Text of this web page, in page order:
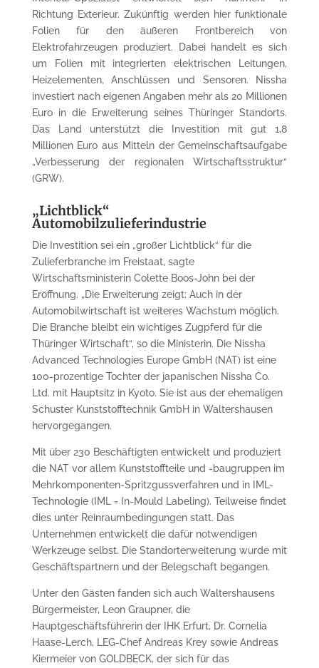
Richtung Exterieur. Zukünftig werden hier funktionale
Folien für den äußeren Frontbereich von
Elektrofahrzeugen produziert. Dabei handelt es sich
um Folien mit integrierten elektrischen Leitungen,
Heizelementen, Anschlüssen und Sensoren. Nissha
investiert nach eigenen Angaben mehr als 20 Millionen
Euro in die Erweiterung seines Thüringer Standorts.
Das Land unterstützt die Investition mit gut 1,8
Millionen Euro aus Mitteln der Gemeinschaftsaufgabe
„Verbesserung der regionalen Wirtschaftsstruktur“
(GRW).
„Lichtblick“
Automobilzulieferindustrie
Die Investition sei ein „großer Lichtblick“ für die
Zulieferbranche im Freistaat, sagte
Wirtschaftsministerin Colette Boos-John bei der
Eröffnung. „Die Erweiterung zeigt: Auch in der
Automobilwirtschaft ist weiteres Wachstum möglich.
Die Branche bleibt ein wichtiges Zugpferd für die
Thüringer Wirtschaft“, so die Ministerin. Die Nissha
Advanced Technologies Europe GmbH (NAT) ist eine
100-prozentige Tochter der japanischen Nissha Co.
Ltd. mit Hauptsitz in Kyoto. Sie ist aus der ehemaligen
Schuster Kunststofftechnik GmbH in Waltershausen
hervorgegangen.
Mit über 230 Beschäftigten entwickelt und produziert
die NAT vor allem Kunststoffteile und -baugruppen im
Mehrkomponenten-Spritzgussverfahren und in IML-
Technologie (IML = In-Mould Labeling). Teilweise findet
dies unter Reinraumbedingungen statt. Das
Unternehmen entwickelt die dafür notwendigen
Werkzeuge selbst. Die Standorterweiterung wurde mit
Geschäftspartnern und der Belegschaft begangen.
Unter den Gästen fanden sich auch Waltershausens
Bürgermeister, Leon Graupner, die
Hauptgeschäftsführerin der IHK Erfurt, Dr. Cornelia
Haase-Lerch, LEG-Chef Andreas Krey sowie Andreas
Kiermeier von GOLDBECK, der sich für das